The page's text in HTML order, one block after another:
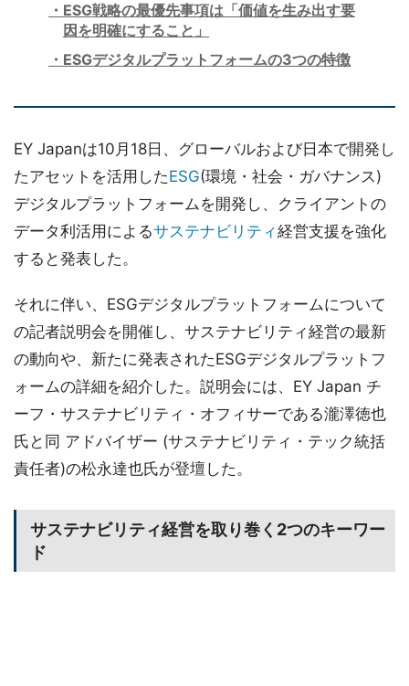
ESG戦略の最優先事項は「価値を生み出す要
因を明確にすること」
ESGデジタルプラットフォームの3つの特徴
EY Japanは10月18日、グローバルおよび日本で開発し
たアセットを活用したESG(環境・社会・ガバナンス)
デジタルプラットフォームを開発し、クライアントの
データ利活用によるサステナビリティ経営支援を強化
すると発表した。
それに伴い、ESGデジタルプラットフォームについて
の記者説明会を開催し、サステナビリティ経営の最新
の動向や、新たに発表されたESGデジタルプラットフ
ォームの詳細を紹介した。説明会には、EY Japan チ
ーフ・サステナビリティ・オフィサーである瀧澤徳也
氏と同 アドバイザー (サステナビリティ・テック統括
責任者)の松永達也氏が登壇した。
サステナビリティ経営を取り巻く2つのキーワー
ド